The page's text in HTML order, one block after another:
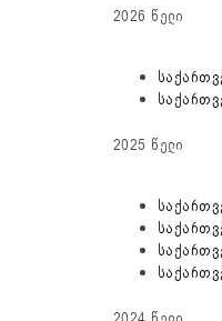
2026 წელი
2025 წელი